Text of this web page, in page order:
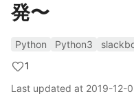
発〜
Python Python3
1
Last updated at 2019-12-